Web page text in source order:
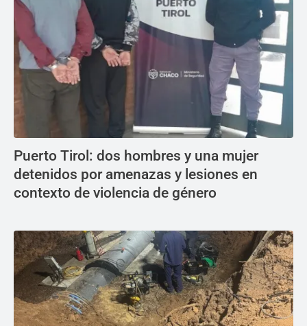
Puerto Tirol: dos hombres y una mujer
detenidos por amenazas y lesiones en
contexto de violencia de género